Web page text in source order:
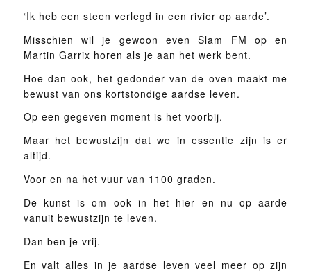
‘Ik heb een steen verlegd in een rivier op aarde’.
Misschien wil je gewoon even Slam FM op en
Martin Garrix horen als je aan het werk bent.
Hoe dan ook, het gedonder van de oven maakt me
bewust van ons kortstondige aardse leven.
Op een gegeven moment is het voorbij.
Maar het bewustzijn dat we in essentie zijn is er
altijd.
Voor en na het vuur van 1100 graden.
De kunst is om ook in het hier en nu op aarde
vanuit bewustzijn te leven.
Dan ben je vrij.
En valt alles in je aardse leven veel meer op zijn